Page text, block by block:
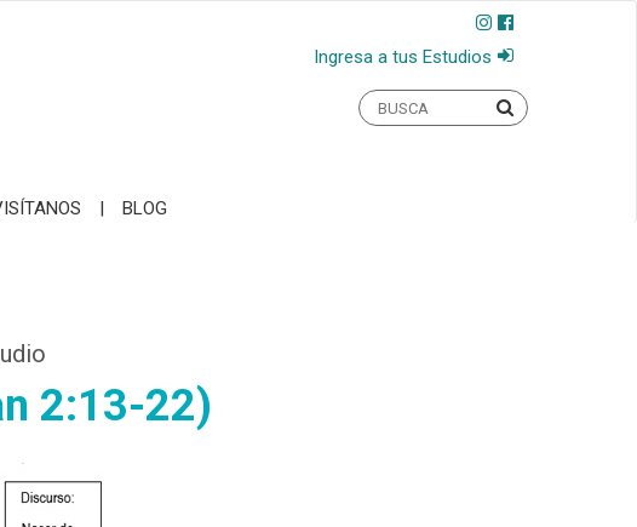
Ingresa a tus Estudios
BLOG
2:13-22)